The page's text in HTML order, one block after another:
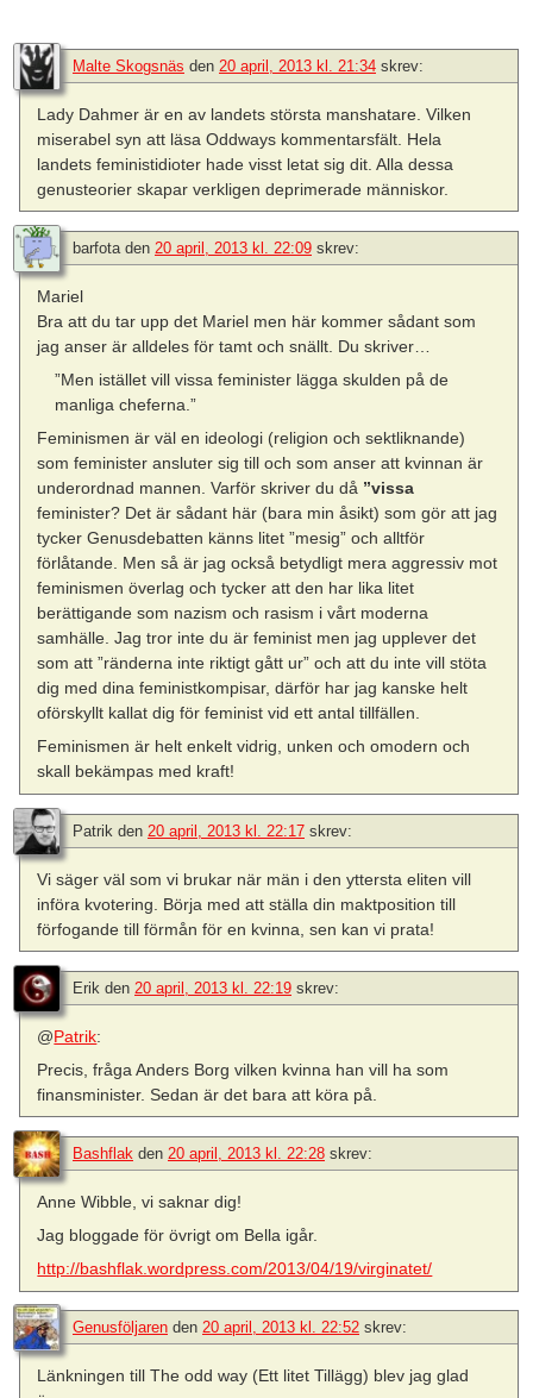
Malte Skogsnäs den 20 april, 2013 kl. 21:34 skrev:
Lady Dahmer är en av landets största manshatare. Vilken
miserabel syn att läsa Oddways kommentarsfält. Hela
landets feministidioter hade visst letat sig dit. Alla dessa
genusteorier skapar verkligen deprimerade människor.
barfota den 20 april, 2013 kl. 22:09 skrev:
Mariel
Bra att du tar upp det Mariel men här kommer sådant som
jag anser är alldeles för tamt och snällt. Du skriver…
”Men istället vill vissa feminister lägga skulden på de
manliga cheferna.”
Feminismen är väl en ideologi (religion och sektliknande)
som feminister ansluter sig till och som anser att kvinnan är
underordnad mannen. Varför skriver du då ”vissa
feminister? Det är sådant här (bara min åsikt) som gör att jag
tycker Genusdebatten känns litet ”mesig” och alltför
förlåtande. Men så är jag också betydligt mera aggressiv mot
feminismen överlag och tycker att den har lika litet
berättigande som nazism och rasism i vårt moderna
samhälle. Jag tror inte du är feminist men jag upplever det
som att ”ränderna inte riktigt gått ur” och att du inte vill stöta
dig med dina feministkompisar, därför har jag kanske helt
oförskyllt kallat dig för feminist vid ett antal tillfällen.
Feminismen är helt enkelt vidrig, unken och omodern och
skall bekämpas med kraft!
Patrik den 20 april, 2013 kl. 22:17 skrev:
Vi säger väl som vi brukar när män i den yttersta eliten vill
införa kvotering. Börja med att ställa din maktposition till
förfogande till förmån för en kvinna, sen kan vi prata!
Erik den 20 april, 2013 kl. 22:19 skrev:
@Patrik:
Precis, fråga Anders Borg vilken kvinna han vill ha som
finansminister. Sedan är det bara att köra på.
Bashflak den 20 april, 2013 kl. 22:28 skrev:
Anne Wibble, vi saknar dig!
Jag bloggade för övrigt om Bella igår.
http://bashflak.wordpress.com/2013/04/19/virginatet/
Genusföljaren den 20 april, 2013 kl. 22:52 skrev:
Länkningen till The odd way (Ett litet Tillägg) blev jag glad